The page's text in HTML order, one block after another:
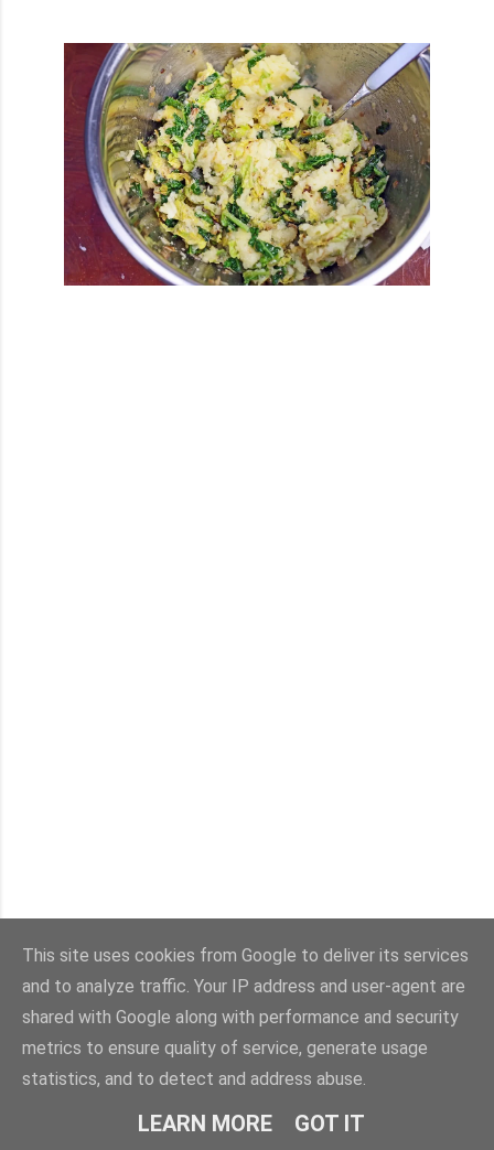
This site uses cookies from Google to deliver its services
and to analyze traffic. Your IP address and user-agent are
shared with Google along with performance and security
metrics to ensure quality of service, generate usage
statistics, and to detect and address abuse.
LEARN MORE GOT IT